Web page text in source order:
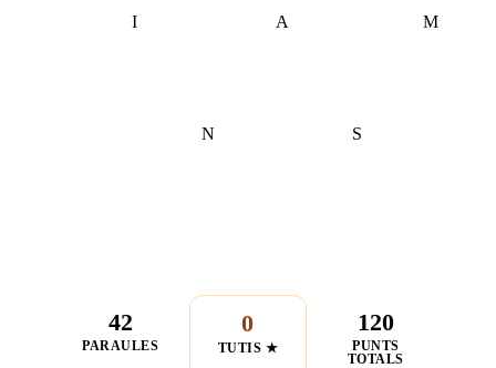
A
I M
N S
42
PARAULES
0
TUTIS ★
120
PUNTS
TOTALS